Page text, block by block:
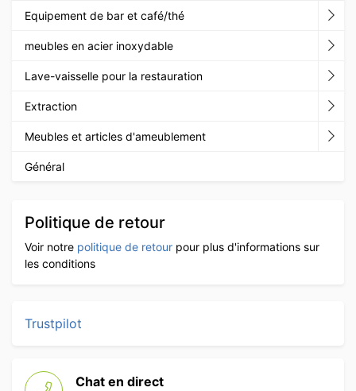
Equipement de bar et café/thé
meubles en acier inoxydable
Lave-vaisselle pour la restauration
Extraction
Meubles et articles d'ameublement
Général
Politique de retour
Voir notre politique de retour pour plus d'informations sur
les conditions
Trustpilot
Chat en direct